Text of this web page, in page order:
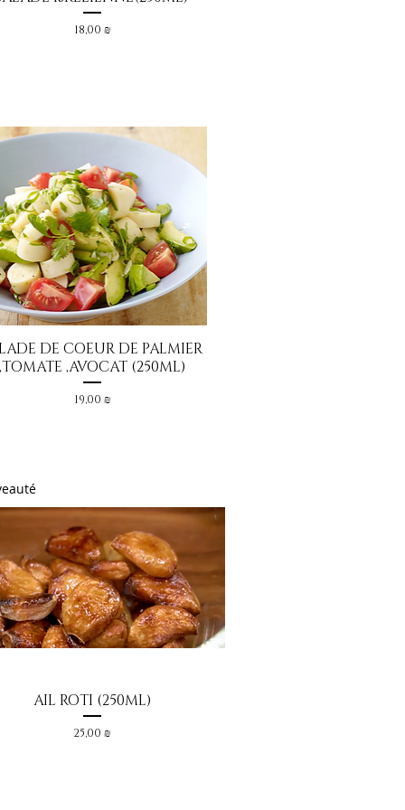
Prix
18,00 ₪
Aperçu rapide
DE COEUR DE PALMIER
,TOMATE ,AVOCAT (250ML)
Prix
19,00 ₪
Aperçu rapide
AIL ROTI (250ML)
Prix
25,00 ₪